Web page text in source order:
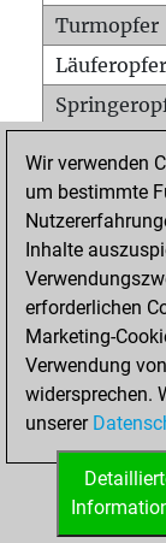
Turmopfer
Läuferopfer
Matt auf
Bauer
Erstickte
Türme auf
STARTSEITE
Wir verwenden
um bestimmte
Inhalte
erforderlichen
Marketing-
Verwendung
widersprechen.
unserer